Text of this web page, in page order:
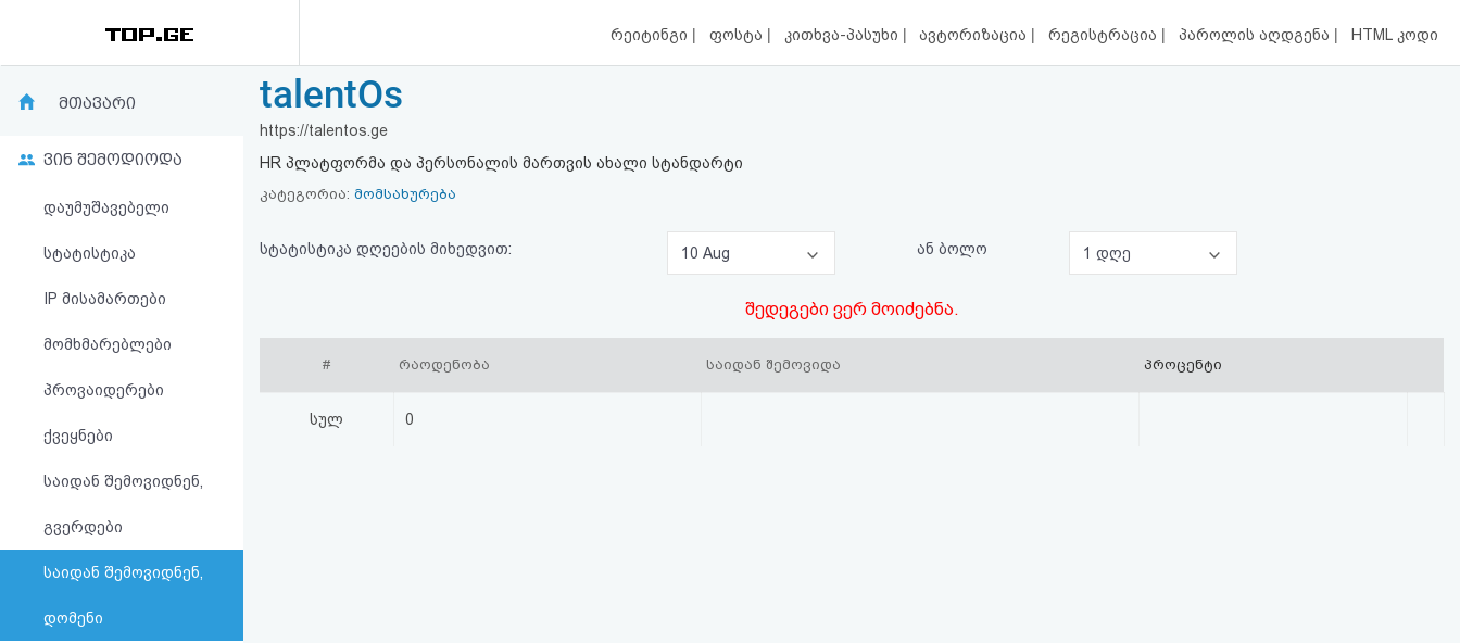
რეიტინგი | ფოსტა | კითხვა-პასუხი | ავტორიზაცია | რეგისტრაცია | პაროლის აღდგენა | HTML კოდი
რეიტინგი
კითხვა-
პასუხი
ავტორიზაცია
რეგისტრაცია
მთავარი
ვინ შემოდიოდა
დაუმუშავებელი
სტატისტიკა
IP მისამართები
მომხმარებლები
პროვაიდერები
ქვეყნები
საიდან შემოვიდნენ,
გვერდები
საიდან შემოვიდნენ,
დომენი
talentOs
https://talentos.ge
HR პლატფორმა და პერსონალის მართვის ახალი სტანდარტი
კატეგორია: მომსახურება
სტატისტიკა დღეების მიხედვით: 10 Aug ან ბოლო 1 დღე
შედეგები ვერ მოიძებნა.
# რაოდენობა საიდან შემოვიდა პროცენტი
სულ 0